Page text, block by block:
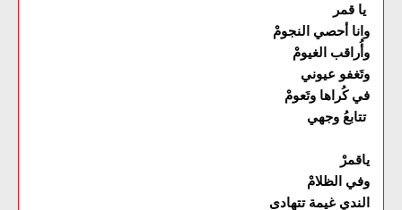
وانا أحصي النجومْ
وأُراقب الغيومْ
وتَغفو عيوني
في كُراها وتَعومْ
تتابعُ وجهي
ياقمرْ
وفي الظلامْ
الندي غيمة تتهادى